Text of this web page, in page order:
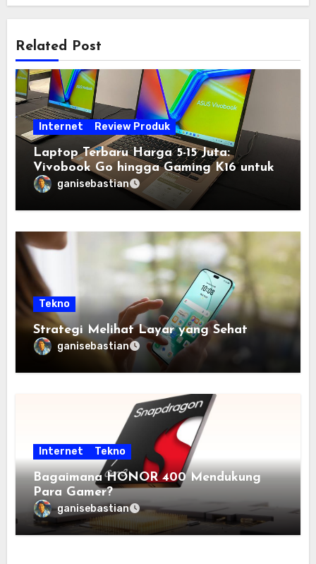
Related Post
Internet Review Produk
Laptop Terbaru Harga 5-15 Juta:
Vivobook Go hingga Gaming K16 untuk
Semua Budget
ganisebastian
Tekno
Strategi Melihat Layar yang Sehat
ganisebastian
Internet Tekno
Bagaimana HONOR 400 Mendukung
Para Gamer?
ganisebastian